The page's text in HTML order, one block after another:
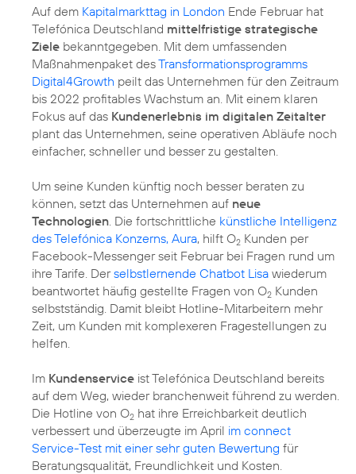
Auf dem Kapitalmarkttag in London Ende Februar hat
Telefónica Deutschland mittelfristige strategische
Ziele bekanntgegeben. Mit dem umfassenden
Maßnahmenpaket desTransformationsprogramms
Digital4Growth peilt das Unternehmen für den Zeitraum
bis 2022 profitables Wachstum an. Mit einem klaren
Fokus auf das Kundenerlebnis im digitalen Zeitalter
plant das Unternehmen, seine operativen Abläufe noch
einfacher, schneller und besser zu gestalten.
Um seine Kunden künftig noch besser beraten zu
können, setzt das Unternehmen auf neue
Technologien . Die fortschrittliche künstliche Intelligenz
des Telefónica Konzerns, Aura, hilft O2 Kunden per
Facebook-Messenger seit Februar bei Fragen rund um
ihre Tarife. Derselbstlernende Chatbot Lisa wiederum
beantwortet häufig gestellte Fragen von O2 Kunden
selbstständig. Damit bleibt Hotline-Mitarbeitern mehr
Zeit, um Kunden mit komplexeren Fragestellungen zu
helfen.
Im Kundenservice ist Telefónica Deutschland bereits
auf dem Weg, wieder branchenweit führend zu werden.
Die Hotline von O2 hat ihre Erreichbarkeit deutlich
verbessert und überzeugte im April im connect
Service-Test mit einer sehr guten Bewertung für
Beratungsqualität, Freundlichkeit und Kosten.